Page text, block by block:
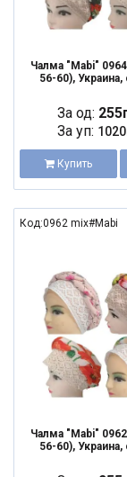
Чалма "Mabi"
56-60), Украина,
За од:
За уп:
Купить
Код:0962 mix#Mabi
Чалма "Mabi"
56-60), Украина,